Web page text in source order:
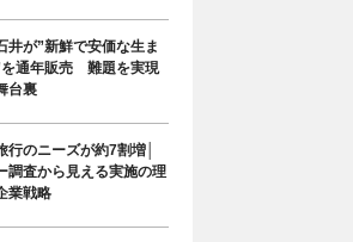
井が”新鮮で安価な生ま
を通年販売 難題を実現
台裏
行のニーズが約7割増│
調査から見える実施の理
業戦略